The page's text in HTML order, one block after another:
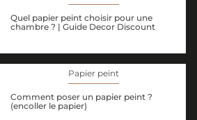
Quel papier peint choisir pour une
chambre ? | Guide Decor Discount
Papier peint
Comment poser un papier peint ?
(encoller le papier)